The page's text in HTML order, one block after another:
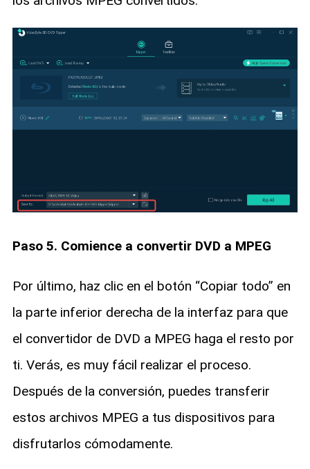
Paso 5. Comience a convertir DVD a MPEG
Por último, haz clic en el botón “Copiar todo” en
la parte inferior derecha de la interfaz para que
el convertidor de DVD a MPEG haga el resto por
ti. Verás, es muy fácil realizar el proceso.
Después de la conversión, puedes transferir
estos archivos MPEG a tus dispositivos para
disfrutarlos cómodamente.